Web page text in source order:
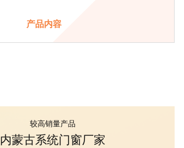
产品内容
较高销量产品
内蒙古系统门窗厂家